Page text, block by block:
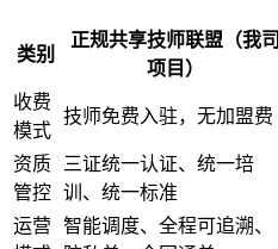
类别
正规共享技师联盟（我司
项目）
收费
模式
技师免费入驻，无加盟费
资质
管控
三证统一认证、统一培
训、统一标准
运营
智能调度、全程可追溯、